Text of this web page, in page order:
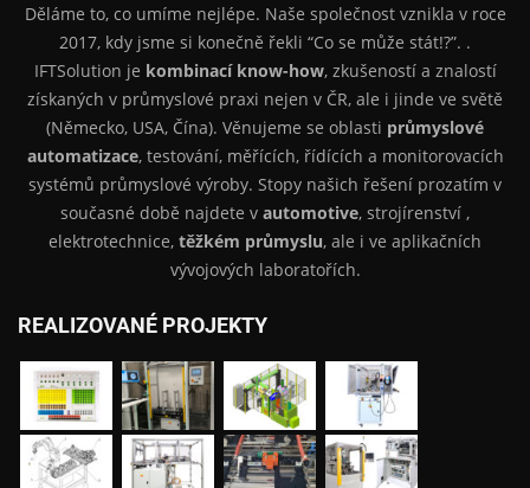
Děláme to, co umíme nejlépe. Naše společnost vznikla v roce
2017, kdy jsme si konečně řekli “Co se může stát!?”. .
IFTSolution je kombinací know-how, zkušeností a znalostí
získaných v průmyslové praxi nejen v ČR, ale i jinde ve světě
(Německo, USA, Čína). Věnujeme se oblasti průmyslové
automatizace, testování, měřících, řídících a monitorovacích
systémů průmyslové výroby. Stopy našich řešení prozatím v
současné době najdete v automotive, strojírenství ,
elektrotechnice, těžkém průmyslu, ale i ve aplikačních
vývojových laboratořích.
REALIZOVANÉ PROJEKTY